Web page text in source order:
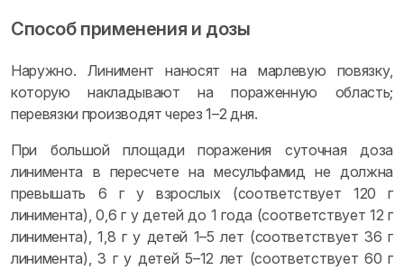
Способ применения и дозы
Наружно. Линимент наносят на марлевую повязку,
которую накладывают на пораженную область;
перевязки производят через 1–2 дня.
При большой площади поражения суточная доза
линимента в пересчете на месульфамид не должна
превышать 6 г у взрослых (соответствует 120 г
линимента), 0,6 г у детей до 1 года (соответствует 12 г
линимента), 1,8 г у детей 1–5 лет (соответствует 36 г
линимента), 3 г у детей 5–12 лет (соответствует 60 г